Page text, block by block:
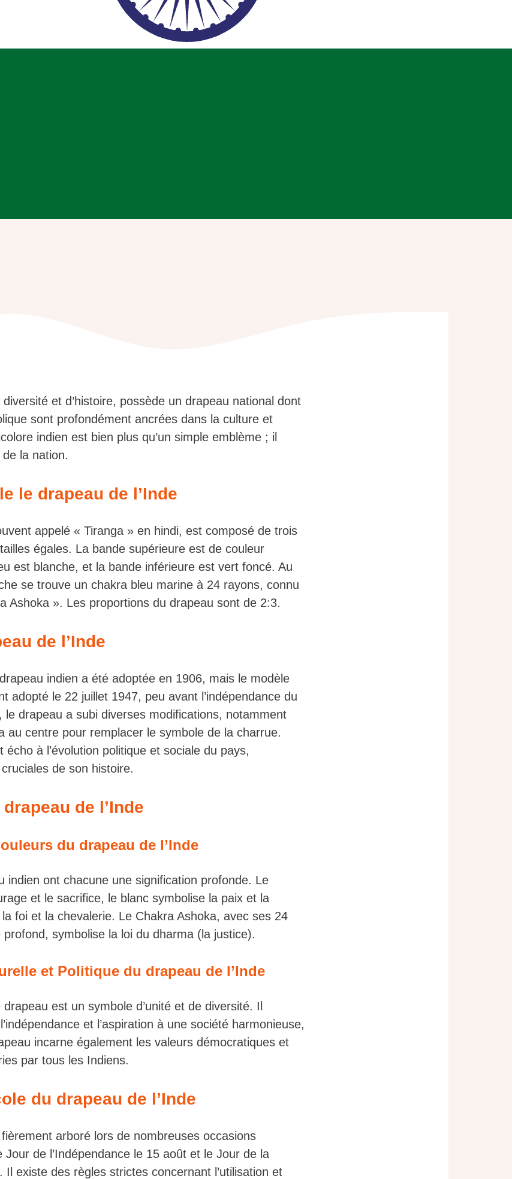
diversité et d’histoire, possède un drapeau national dont
sont profondément ancrées dans la culture et
indien est bien plus qu’un simple emblème ; il
la nation.
le drapeau de l’Inde
appelé « Tiranga » en hindi, est composé de trois
égales. La bande supérieure est de couleur
est blanche, et la bande inférieure est vert foncé. Au
se trouve un chakra bleu marine à 24 rayons, connu
Ashoka ». Les proportions du drapeau sont de 2:3.
de l’Inde
indien a été adoptée en 1906, mais le modèle
adopté le 22 juillet 1947, peu avant l’indépendance du
le drapeau a subi diverses modifications, notamment
au centre pour remplacer le symbole de la charrue.
à l’évolution politique et sociale du pays,
de son histoire.
de l’Inde
du drapeau de l’Inde
indien ont chacune une signification profonde. Le
et le sacrifice, le blanc symbolise la paix et la
foi et la chevalerie. Le Chakra Ashoka, avec ses 24
profond, symbolise la loi du dharma (la justice).
et Politique du drapeau de l’Inde
est un symbole d’unité et de diversité. Il
et l’aspiration à une société harmonieuse,
incarne également les valeurs démocratiques et
par tous les Indiens.
du drapeau de l’Inde
arboré lors de nombreuses occasions
de l’Indépendance le 15 août et le Jour de la
Il existe des règles strictes concernant l’utilisation et